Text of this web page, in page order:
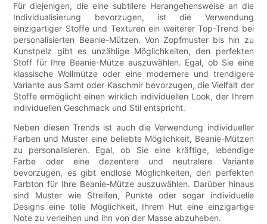
Für diejenigen, die eine subtilere Herangehensweise an die
Individualisierung bevorzugen, ist die Verwendung
einzigartiger Stoffe und Texturen ein weiterer Top-Trend bei
personalisierten Beanie-Mützen. Von Zopfmuster bis hin zu
Kunstpelz gibt es unzählige Möglichkeiten, den perfekten
Stoff für Ihre Beanie-Mütze auszuwählen. Egal, ob Sie eine
klassische Wollmütze oder eine modernere und trendigere
Variante aus Samt oder Kaschmir bevorzugen, die Vielfalt der
Stoffe ermöglicht einen wirklich individuellen Look, der Ihrem
individuellen Geschmack und Stil entspricht.
Neben diesen Trends ist auch die Verwendung individueller
Farben und Muster eine beliebte Möglichkeit, Beanie-Mützen
zu personalisieren. Egal, ob Sie eine kräftige, lebendige
Farbe oder eine dezentere und neutralere Variante
bevorzugen, es gibt endlose Möglichkeiten, den perfekten
Farbton für Ihre Beanie-Mütze auszuwählen. Darüber hinaus
sind Muster wie Streifen, Punkte oder sogar individuelle
Designs eine tolle Möglichkeit, Ihrem Hut eine einzigartige
Note zu verleihen und ihn von der Masse abzuheben.